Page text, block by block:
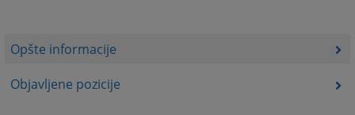
Opšte informacije
Objavljene pozicije